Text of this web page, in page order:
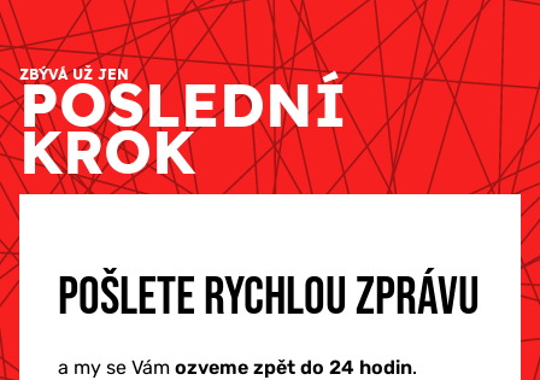
ZBÝVÁ UŽ JEN
POSLEDNÍ
KROK
POŠLETE RYCHLOU ZPRÁVU
a my se Vám ozveme zpět do 24 hodin.